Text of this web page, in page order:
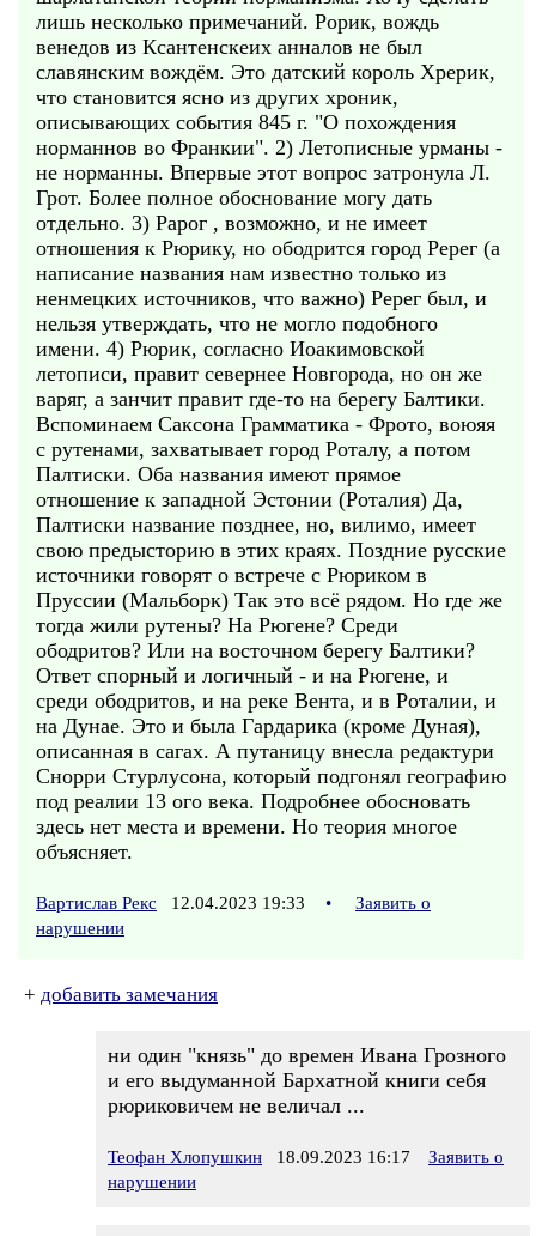
лишь несколько примечаний. Рорик, вождь
венедов из Ксантенскеих анналов не был
славянским вождём. Это датский король Хрерик,
что становится ясно из других хроник,
описывающих события 845 г. "О похождения
норманнов во Франкии". 2) Летописные урманы -
не норманны. Впервые этот вопрос затронула Л.
Грот. Более полное обоснование могу дать
отдельно. 3) Рарог , возможно, и не имеет
отношения к Рюрику, но ободрится город Ререг (а
написание названия нам известно только из
ненмецких источников, что важно) Ререг был, и
нельзя утверждать, что не могло подобного
имени. 4) Рюрик, согласно Иоакимовской
летописи, правит севернее Новгорода, но он же
варяг, а занчит правит где-то на берегу Балтики.
Вспоминаем Саксона Грамматика - Фрото, воюяя
с рутенами, захватывает город Роталу, а потом
Палтиски. Оба названия имеют прямое
отношение к западной Эстонии (Роталия) Да,
Палтиски название позднее, но, вилимо, имеет
свою предысторию в этих краях. Поздние русские
источники говорят о встрече с Рюриком в
Пруссии (Мальборк) Так это всё рядом. Но где же
тогда жили рутены? На Рюгене? Среди
ободритов? Или на восточном берегу Балтики?
Ответ спорный и логичный - и на Рюгене, и
среди ободритов, и на реке Вента, и в Роталии, и
на Дунае. Это и была Гардарика (кроме Дуная),
описанная в сагах. А путаницу внесла редактури
Снорри Стурлусона, который подгонял географию
под реалии 13 ого века. Подробнее обосновать
здесь нет места и времени. Но теория многое
объясняет.
Вартислав Рекс 12.04.2023 19:33 •
Заявить о
нарушении
+ добавить замечания
ни один "князь" до времен Ивана Грозного
и его выдуманной Бархатной книги себя
рюриковичем не величал ...
Теофан Хлопушкин 18.09.2023 16:17
Заявить о
нарушении